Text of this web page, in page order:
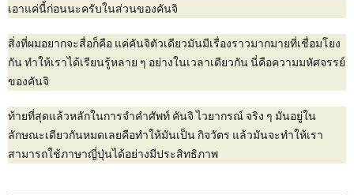
เอาแค่นี้ก่อนนะครับในส่วนของคันจิ
สิ่งที่ผมอยากจะสื่อก็คือ แค่คันจิตัวเดียวมันมีเรื่องราวมากมายที่เชื่อมโยง
กัน ทำให้เราได้เรียนรู้หลาย ๆ อย่างในเวลาเดียวกัน นี่คือความมหัศจรรย์
ของคันจิ
ท้ายที่สุดแล้วหลักในการจำคำศัพท์ คันจิ ไวยากรณ์ จริง ๆ มันอยู่ใน
ลักษณะเดียวกันหมดเลยคือทำให้มันเป็น กิจวัตร แล้วมันจะทำให้เรา
สามารถใช้ภาษาญี่ปุ่นได้อย่างมีประสิทธิภาพ